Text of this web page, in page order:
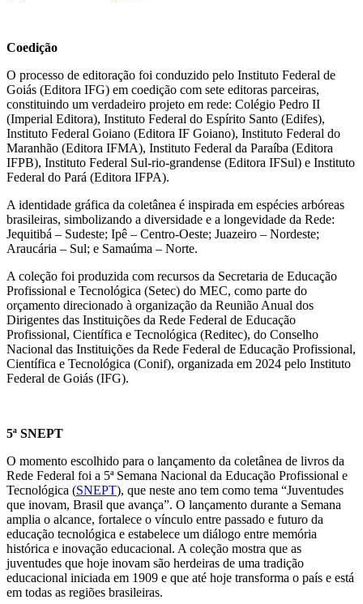
Coedição
O processo de editoração foi conduzido pelo Instituto Federal de
Goiás (Editora IFG) em coedição com sete editoras parceiras,
constituindo um verdadeiro projeto em rede: Colégio Pedro II
(Imperial Editora), Instituto Federal do Espírito Santo (Edifes),
Instituto Federal Goiano (Editora IF Goiano), Instituto Federal do
Maranhão (Editora IFMA), Instituto Federal da Paraíba (Editora
IFPB), Instituto Federal Sul-rio-grandense (Editora IFSul) e Instituto
Federal do Pará (Editora IFPA).
A identidade gráfica da coletânea é inspirada em espécies arbóreas
brasileiras, simbolizando a diversidade e a longevidade da Rede:
Jequitibá – Sudeste; Ipê – Centro-Oeste; Juazeiro – Nordeste;
Araucária – Sul; e Samaúma – Norte.
A coleção foi produzida com recursos da Secretaria de Educação
Profissional e Tecnológica (Setec) do MEC, como parte do
orçamento direcionado à organização da Reunião Anual dos
Dirigentes das Instituições da Rede Federal de Educação
Profissional, Científica e Tecnológica (Reditec), do Conselho
Nacional das Instituições da Rede Federal de Educação Profissional,
Científica e Tecnológica (Conif), organizada em 2024 pelo Instituto
Federal de Goiás (IFG).
5ª SNEPT
O momento escolhido para o lançamento da coletânea de livros da
Rede Federal foi a 5ª Semana Nacional da Educação Profissional e
Tecnológica (SNEPT), que neste ano tem como tema “Juventudes
que inovam, Brasil que avança”. O lançamento durante a Semana
amplia o alcance, fortalece o vínculo entre passado e futuro da
educação tecnológica e estabelece um diálogo entre memória
histórica e inovação educacional. A coleção mostra que as
juventudes que hoje inovam são herdeiras de uma tradição
educacional iniciada em 1909 e que até hoje transforma o país e está
em todas as regiões brasileiras.